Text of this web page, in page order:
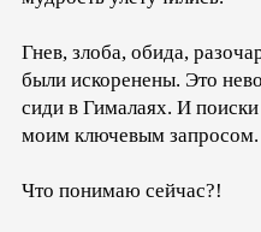
Гнев, злоба, обида,
были искоренены. Это
сиди в Гималаях. И
моим ключевым запросом.
Что понимаю сейчас?!